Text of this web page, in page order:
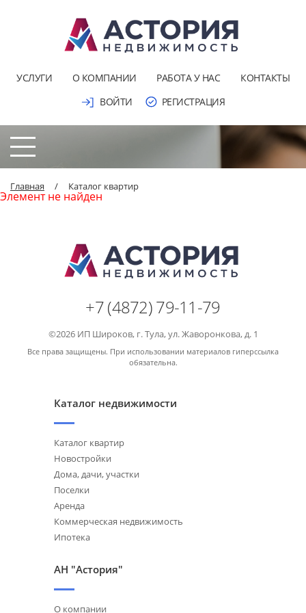
УСЛУГИ О КОМПАНИИ РАБОТА У НАС
КОНТАКТЫ
ВОЙТИ
РЕГИСТРАЦИЯ
Главная / Каталог квартир
Элемент не найден
+7 (4872) 79-11-79
©2026 ИП Широков, г. Тула, ул. Жаворонкова, д. 1
Все права защищены. При использовании материалов гиперссылка
обязательна.
Каталог недвижимости
Каталог квартир
Новостройки
Дома, дачи, участки
Поселки
Аренда
Коммерческая недвижимость
Ипотека
АН "Астория"
О компании